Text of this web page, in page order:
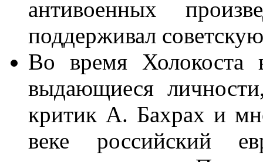
антивоенных
поддерживал
Во время Холокоста
выдающиеся
критик А. Бахрах и
веке российский